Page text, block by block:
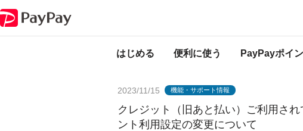
はじめる 便利に使う PayPayポイ
2023/11/15 機能・サポート情報
クレジット（旧あと払い）ご利用さ
ント利用設定の変更について